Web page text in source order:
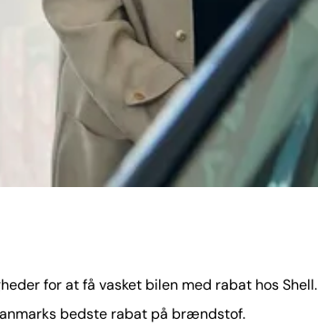
for at få vasket bilen med rabat hos Shell.
bedste rabat på brændstof.